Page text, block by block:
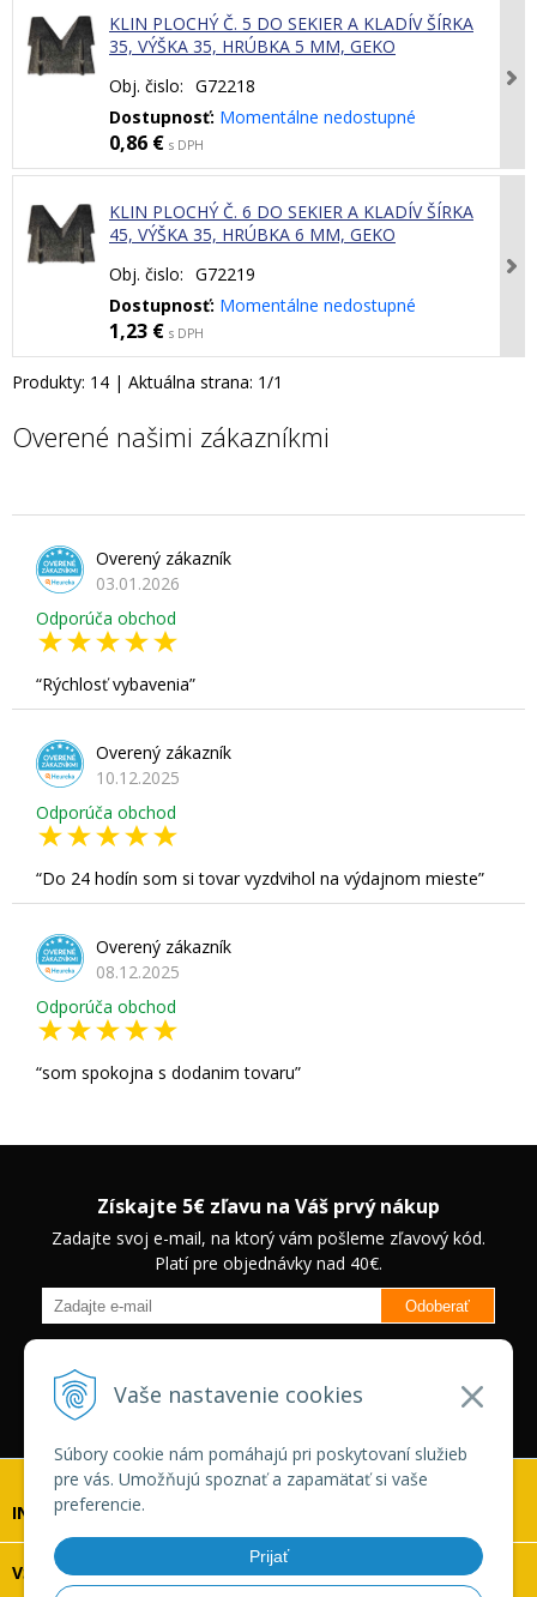
Vaše nastavenie cookies
Súbory cookie nám pomáhajú pri poskytovaní služieb
pre vás. Umožňujú spoznať a zapamätať si vaše
preferencie.
Prijať
KLIN PLOCHÝ Č. 5 DO SEKIER A KLADÍV ŠÍRKA
35, VÝŠKA 35, HRÚBKA 5 MM, GEKO
Obj. čislo: G72218
Dostupnosť: Momentálne nedostupné
0,86 € s DPH
KLIN PLOCHÝ Č. 6 DO SEKIER A KLADÍV ŠÍRKA
45, VÝŠKA 35, HRÚBKA 6 MM, GEKO
Obj. čislo: G72219
Dostupnosť: Momentálne nedostupné
1,23 € s DPH
Produkty: 14 | Aktuálna strana: 1/1
Overené našimi zákazníkmi
Overený zákazník
03.01.2026
Odporúča obchod
Rýchlosť vybavenia
Overený zákazník
10.12.2025
Odporúča obchod
Do 24 hodín som si tovar vyzdvihol na výdajnom mieste
Overený zákazník
08.12.2025
Odporúča obchod
som spokojna s dodanim tovaru
Získajte 5€ zľavu na Váš prvý nákup
Zadajte svoj e-mail, na ktorý vám pošleme zľavový kód.
Platí pre objednávky nad 40€.
Odoberať
zľavách na vybrané produkty.
Neplatí pre Veľkoobchodných
zákazníkov.
INFOLINKA
VŠETKO O NÁKUPE